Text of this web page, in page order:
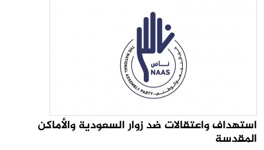
استهداف واعتقالات ضد زوار السعودية والأماكن
المقدسة